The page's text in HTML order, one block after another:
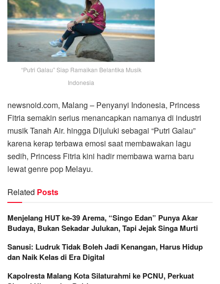
“Putri Galau” Siap Ramaikan Belantika Musik
Indonesia
newsnoid.com, Malang – Penyanyi Indonesia, Princess
Fitria semakin serius menancapkan namanya di industri
musik Tanah Air. hingga Dijuluki sebagai “Putri Galau”
karena kerap terbawa emosi saat membawakan lagu
sedih, Princess Fitria kini hadir membawa warna baru
lewat genre pop Melayu.
Related Posts
Menjelang HUT ke-39 Arema, “Singo Edan” Punya Akar
Budaya, Bukan Sekadar Julukan, Tapi Jejak Singa Murti
Sanusi: Ludruk Tidak Boleh Jadi Kenangan, Harus Hidup
dan Naik Kelas di Era Digital
Kapolresta Malang Kota Silaturahmi ke PCNU, Perkuat